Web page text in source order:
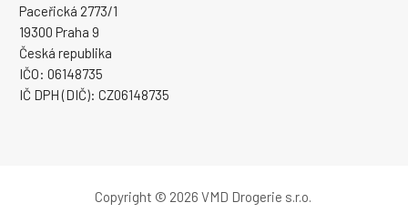
Paceřická 2773/1
19300 Praha 9
Česká republika
IČO: 06148735
IČ DPH (DIČ): CZ06148735
Copyright © 2026 VMD Drogerie s.r.o.